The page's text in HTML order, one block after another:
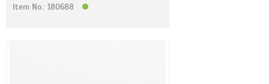
Item No.: 180688